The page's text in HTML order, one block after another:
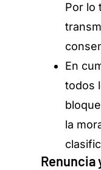
Por lo
En
todos
la
Renuncia